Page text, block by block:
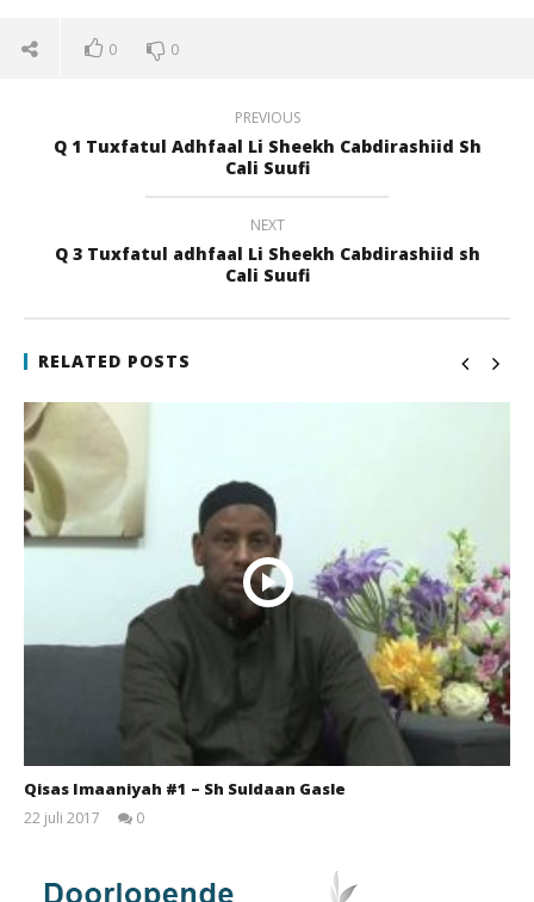
NOW VIEWING
Q 2 Tuxfatul adhfaal Li Sheekh Cabdirashiid sh Cali
22
2017
qubamedia
0 0
PREVIOUS
Q 1 Tuxfatul Adhfaal Li Sheekh Cabdirashiid Sh
Cali Suufi
NEXT
Q 3 Tuxfatul adhfaal Li Sheekh Cabdirashiid sh
Cali Suufi
RELATED POSTS
Qisas Imaaniyah #1 – Sh Suldaan Gasle
22 juli 2017
0